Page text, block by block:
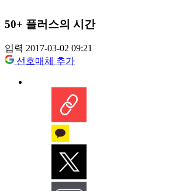
50+ 플러스의 시간
입력 2017-03-02 09:21
선호매체 추가